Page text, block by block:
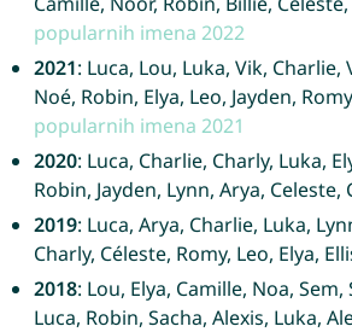
popularnih imena 2022
2021: Luca, Lou, Luka, Vik, Charlie,
Noé, Robin, Elya, Leo, Jayden,
popularnih imena 2021
2020: Luca, Charlie, Charly, Luka,
Robin, Jayden, Lynn, Arya, Celeste,
2019: Luca, Arya, Charlie, Luka,
Charly, Céleste, Romy, Leo, Elya,
2018: Lou, Elya, Camille, Noa, Sem,
Luca, Robin, Sacha, Alexis, Luka,